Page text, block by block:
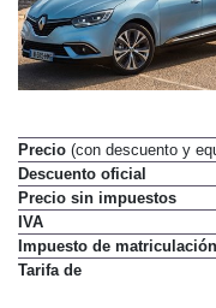
Precio (con descuento y
Descuento oficial
Precio sin impuestos
IVA
Impuesto de matriculación
Tarifa de